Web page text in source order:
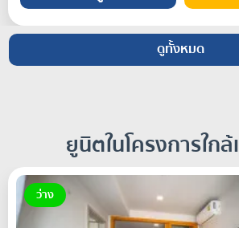
ดูทั้งหมด
ยูนิตในโครงการใก
ว่าง